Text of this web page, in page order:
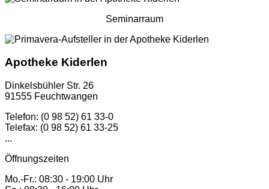
Seminarraum
Apotheke Kiderlen
Dinkelsbühler Str. 26
91555 Feuchtwangen
Telefon: (0 98 52) 61 33-0
Telefax: (0 98 52) 61 33-25
...
Öffnungszeiten
Mo.-Fr.: 08:30 - 19:00 Uhr